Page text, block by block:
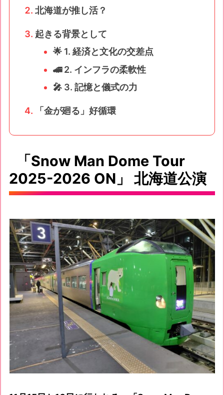
北海道が推し活？
起きる背景として
🌟 1. 経済と文化の交差点
🚄 2. インフラの柔軟性
🎤 3. 記憶と儀式の力
「金が廻る」好循環
「Snow Man Dome Tour
2025-2026 ON」 北海道公演